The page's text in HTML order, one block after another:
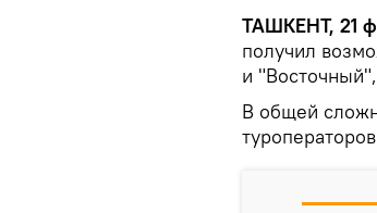
ТАШКЕНТ, 21
получил
и
В общей